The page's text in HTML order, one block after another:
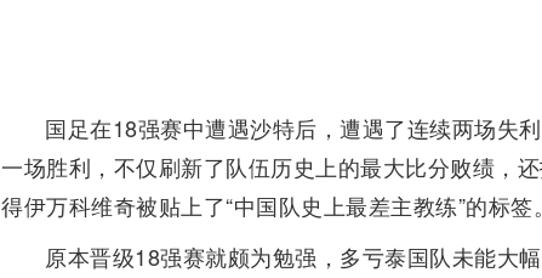
国足在18强赛中遭遇沙特后，遭遇了连续两场失
一场胜利，不仅刷新了队伍历史上的最大比分败绩，
得伊万科维奇被贴上了“中国队史上最差主教练”的标签。
原本晋级18强赛就颇为勉强，多亏泰国队未能大